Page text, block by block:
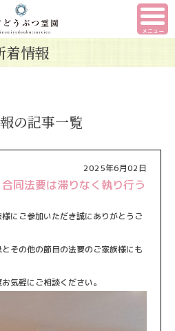
メニュー
着情報
の記事一覧
2025年6月02日
同法要は滞りなく執り行う
にご参加いただき誠にありがとうご
その他の節目の法要のご家族様にも
気軽にご相談ください。